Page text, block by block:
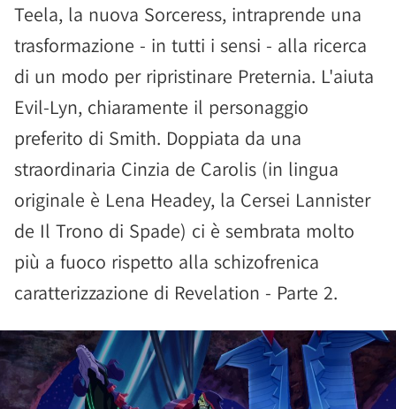
Teela, la nuova Sorceress, intraprende una
trasformazione - in tutti i sensi - alla ricerca
di un modo per ripristinare Preternia. L'aiuta
Evil-Lyn, chiaramente il personaggio
preferito di Smith. Doppiata da una
straordinaria Cinzia de Carolis (in lingua
originale è Lena Headey, la Cersei Lannister
de Il Trono di Spade) ci è sembrata molto
più a fuoco rispetto alla schizofrenica
caratterizzazione di Revelation - Parte 2.